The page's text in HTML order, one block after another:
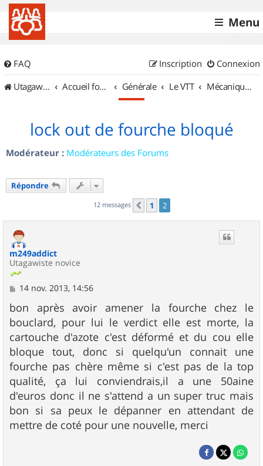
Menu
FAQ Connexion
Inscription
UtagawaVTT (Randos VTT et VTTAE avec traces GPS)
Accueil forum Générale Le VTT Mécanique et Entretiens
lock out de fourche bloqué
Modérateur : Modérateurs des Forums
Répondre
12 messages Précédent
1 2
m249addict
Utagawiste novice
M
s
s
a
g
e
14 nov. 2013, 14:56
bon après avoir amener la fourche chez le
bouclard, pour lui le verdict elle est morte, la
cartouche d'azote c'est déformé et du cou elle
bloque tout, donc si quelqu'un connait une
fourche pas chère même si c'est pas de la top
qualité, ça lui conviendrais,il a une 50aine
d'euros donc il ne s'attend a un super truc mais
bon si sa peux le dépanner en attendant de
mettre de coté pour une nouvelle, merci